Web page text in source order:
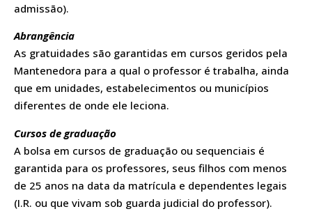
admissão).
Abrangência
As gratuidades são garantidas em cursos geridos pela
Mantenedora para a qual o professor é trabalha, ainda
que em unidades, estabelecimentos ou municípios
diferentes de onde ele leciona.
Cursos de graduação
A bolsa em cursos de graduação ou sequenciais é
garantida para os professores, seus filhos com menos
de 25 anos na data da matrícula e dependentes legais
(I.R. ou que vivam sob guarda judicial do professor).